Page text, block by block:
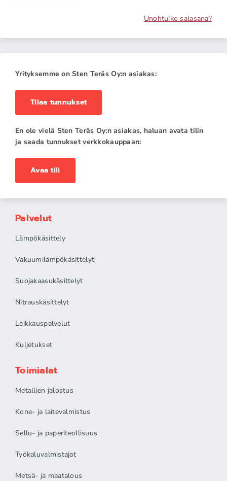
Unohtuiko salasana?
Yrityksemme on Sten Teräs Oy:n asiakas:
Tilaa tunnukset
En ole vielä Sten Teräs Oy:n asiakas, haluan avata tilin
ja saada tunnukset verkkokauppaan:
Avaa tili
Palvelut
Lämpökäsittely
Vakuumilämpökäsittelyt
Suojakaasukäsittelyt
Nitrauskäsittelyt
Leikkauspalvelut
Kuljetukset
Toimialat
Metallien jalostus
Kone- ja laitevalmistus
Sellu- ja paperiteollisuus
Työkaluvalmistajat
Metsä- ja maatalous